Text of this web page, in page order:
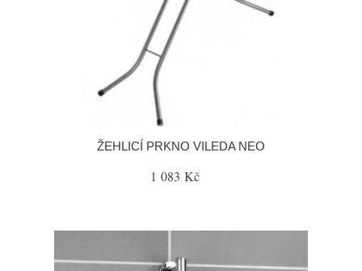
ŽEHLICÍ PRKNO VILEDA NEO
1 083 Kč